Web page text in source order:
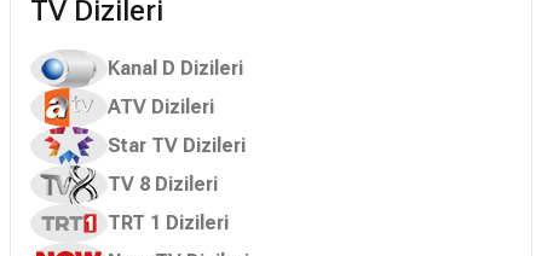
TV Dizileri
Kanal D Dizileri
ATV Dizileri
Star TV Dizileri
TV 8 Dizileri
TRT 1 Dizileri